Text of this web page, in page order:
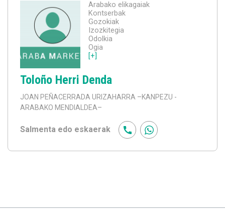
Arabako elikagaiak
Kontserbak
Gozokiak
Izozkitegia
Odolkia
Ogia
[+]
Toloño Herri Denda
JOAN PEÑACERRADA URIZAHARRA –KANPEZU -
ARABAKO MENDIALDEA–
Salmenta edo eskaerak